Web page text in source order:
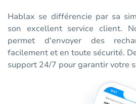
Hablax se différencie par sa
son excellent service client.
permet d'envoyer des
facilement et en toute sécurité.
support 24/7 pour garantir votre